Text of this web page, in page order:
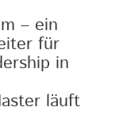
– ein
für
in
läuft